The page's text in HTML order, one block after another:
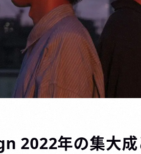
2022年の集大成